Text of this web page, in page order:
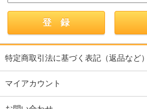
特定商取引法に基づく表記（返品など）
マイアカウント